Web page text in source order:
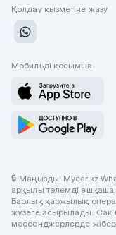
Қолдау қызметіне жазу
Мобильді қосымша
🔒 Маңызды! Mycar.kz
арқылы төлемді
Барлық қаржылық
жүзеге асырылады. Сақ
мессенджерлерде